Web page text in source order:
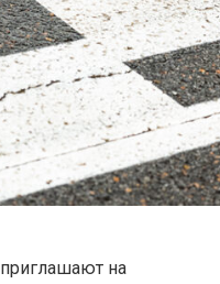
приглашают на